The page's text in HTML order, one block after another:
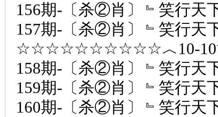
156期-〔杀②肖〕﹄笑行天
157期-〔杀②肖〕﹄笑行天
☆☆☆☆☆☆☆☆☆☆︿10-
158期-〔杀②肖〕﹄笑行天
159期-〔杀②肖〕﹄笑行天
160期-〔杀②肖〕﹄笑行天